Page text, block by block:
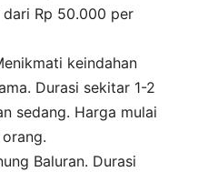
Rp 50.000 per
keindahan
Durasi sekitar 1-2
sedang. Harga mulai
Baluran. Durasi